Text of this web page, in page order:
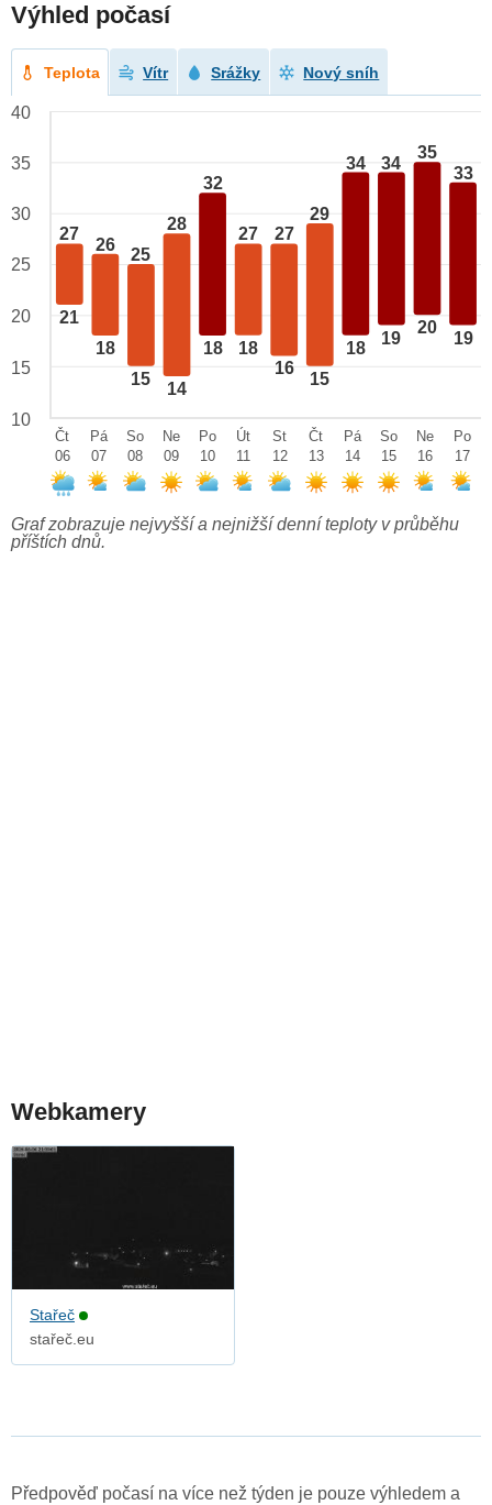
Výhled počasí
Teplota Vítr Srážky Nový sníh
27
21
26
18
25
15
28
14
32
18
27
18
27
16
29
15
34
18
34
19
35
20
33
19
40
35
30
25
20
15
10
Čt
06
Pá
07
So
08
Ne
09
Po
10
Út
11
St
12
Čt
13
Pá
14
So
15
Ne
16
Po
17
Graf zobrazuje nejvyšší a nejnižší denní teploty v průběhu
příštích dnů.
Webkamery
Stařeč
stařeč.eu
Předpověď počasí na více než týden je pouze výhledem a